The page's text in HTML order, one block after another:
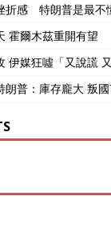
折感 特朗普是最不
霍爾木茲重開有望
伊媒狂噓「又說謊 又
朗普：庫存龐大 叛